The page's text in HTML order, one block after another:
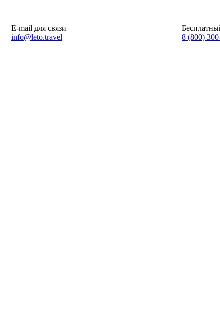
E-mail для связи
info@leto.travel
8 (800)